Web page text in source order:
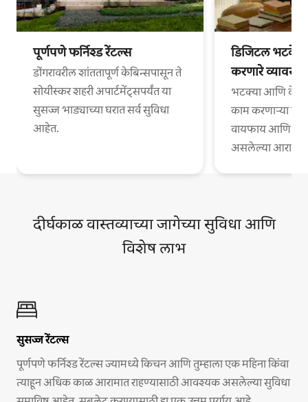
पूर्णपणे फर्निश्ड रेंटल्स
डोंगरावरील शांततापूर्ण केबिन्सपासून ते
सोयीस्कर शहरी अपार्टमेंट्सपर्यंत या
सुसज्ज भाड्याच्या घरात सर्व सुविधा
आहेत.
डिजिटल भटके
करणारे
भटक्या आणि
काम करणाऱ्या
वायफाय आणि
असलेल्या
दीर्घकाळ वास्तव्याच्या जागेच्या सुविधा आणि
विशेष लाभ
सुसज्ज रेंटल्स
पूर्णपणे फर्निश्ड रेंटल्स ज्यामध्ये किचन आणि तुम्हाला एक महिना किंवा
त्याहून अधिक काळ आरामात राहण्यासाठी आवश्यक असलेल्या सुविधा